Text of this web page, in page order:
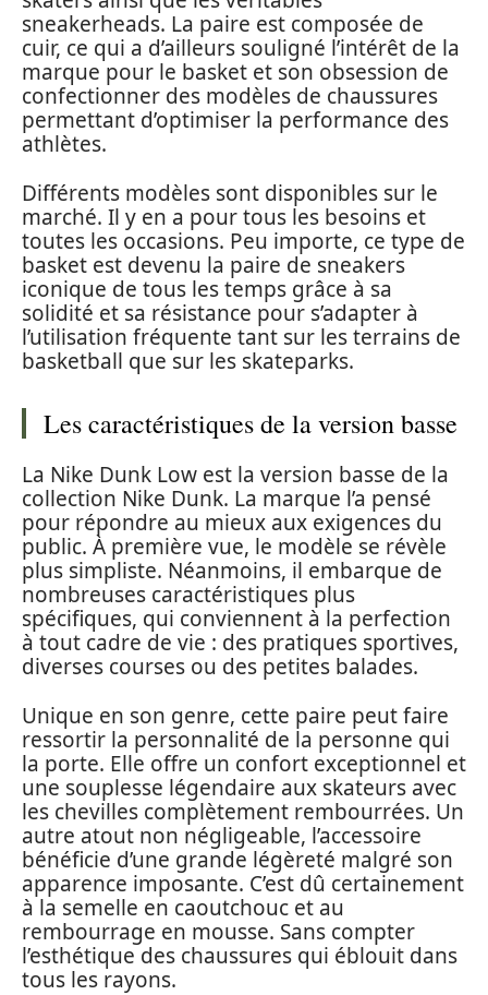
sneakerheads. La paire est composée de
cuir, ce qui a d’ailleurs souligné l’intérêt de la
marque pour le basket et son obsession de
confectionner des modèles de chaussures
permettant d’optimiser la performance des
athlètes.
Différents modèles sont disponibles sur le
marché. Il y en a pour tous les besoins et
toutes les occasions. Peu importe, ce type de
basket est devenu la paire de sneakers
iconique de tous les temps grâce à sa
solidité et sa résistance pour s’adapter à
l’utilisation fréquente tant sur les terrains de
basketball que sur les skateparks.
Les caractéristiques de la version basse
La Nike Dunk Low est la version basse de la
collection Nike Dunk. La marque l’a pensé
pour répondre au mieux aux exigences du
public. À première vue, le modèle se révèle
plus simpliste. Néanmoins, il embarque de
nombreuses caractéristiques plus
spécifiques, qui conviennent à la perfection
à tout cadre de vie : des pratiques sportives,
diverses courses ou des petites balades.
Unique en son genre, cette paire peut faire
ressortir la personnalité de la personne qui
la porte. Elle offre un confort exceptionnel et
une souplesse légendaire aux skateurs avec
les chevilles complètement rembourrées. Un
autre atout non négligeable, l’accessoire
bénéficie d’une grande légèreté malgré son
apparence imposante. C’est dû certainement
à la semelle en caoutchouc et au
rembourrage en mousse. Sans compter
l’esthétique des chaussures qui éblouit dans
tous les rayons.